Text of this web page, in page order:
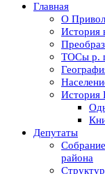
Главная
О
История
ТОСы р.
История
Депутаты
района